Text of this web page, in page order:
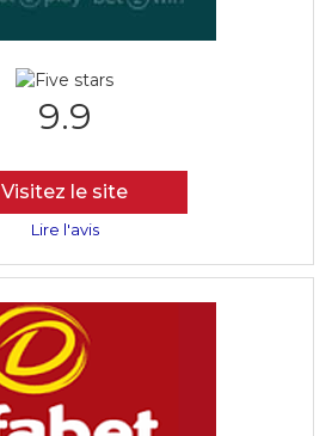
9.9
Visitez le site
Lire l'avis